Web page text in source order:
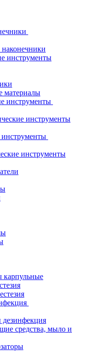
инструменты
материалы
инструменты
инструменты
инструменты
дезинфекция
средства, мыло и